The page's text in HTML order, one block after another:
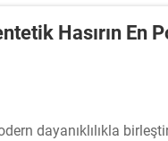
Hasırın En
dayanıklılıkla